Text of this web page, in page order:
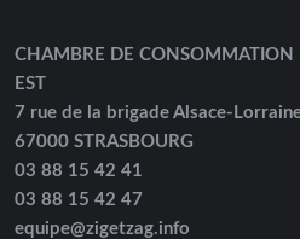
CHAMBRE DE CONSOMMATION
EST
7 rue de la brigade Alsace-
67000 STRASBOURG
03 88 15 42 41
03 88 15 42 47
equipe@zigetzag.info